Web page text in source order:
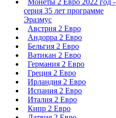
Монеты 2 Евро 2022 год -
серия 35 лет программе
Эразмус
Австрия 2 Евро
Андорра 2 Евро
Бельгия 2 Евро
Ватикан 2 Евро
Германия 2 Евро
Греция 2 Евро
Ирландия 2 Евро
Испания 2 Евро
Италия 2 Евро
Кипр 2 Евро